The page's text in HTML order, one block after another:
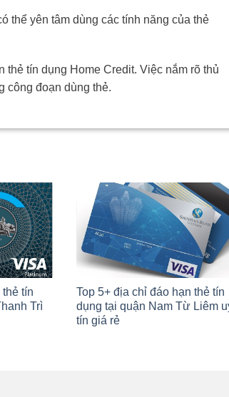
thể yên tâm dùng các tính năng của thẻ
thẻ tín dụng Home Credit. Việc nắm rõ thủ
công đoạn dùng thẻ.
tín
Trì
Top 5+ địa chỉ đáo hạn thẻ tín
dụng tại quận Nam Từ Liêm
tín giá rẻ